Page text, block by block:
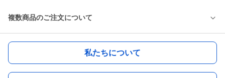
複数商品のご注文について
私たちについて